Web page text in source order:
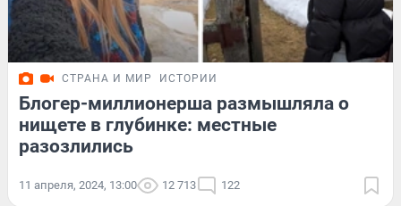
СТРАНА И МИР ИСТОРИИ
Блогер-миллионерша размышляла о
нищете в глубинке: местные
разозлились
11 апреля, 2024, 13:00 12 713 122